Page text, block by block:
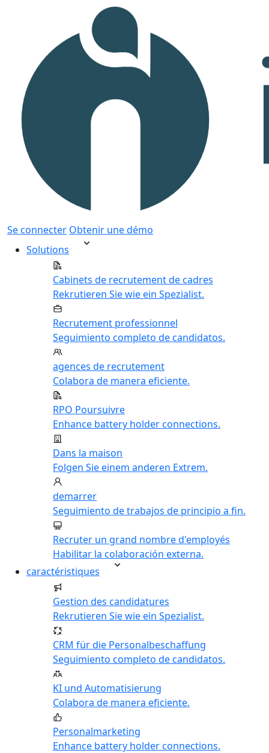
Se connecter Obtenir une démo
Solutions
Cabinets de recrutement de cadres
Rekrutieren Sie wie ein Spezialist.
Recrutement professionnel
Seguimiento completo de candidatos.
agences de recrutement
Colabora de manera eficiente.
RPO Poursuivre
Enhance battery holder connections.
Dans la maison
Folgen Sie einem anderen Extrem.
demarrer
Seguimiento de trabajos de principio a fin.
Recruter un grand nombre d'employés
Habilitar la colaboración externa.
caractéristiques
Gestion des candidatures
Rekrutieren Sie wie ein Spezialist.
CRM für die Personalbeschaffung
Seguimiento completo de candidatos.
KI und Automatisierung
Colabora de manera eficiente.
Personalmarketing
Enhance battery holder connections.